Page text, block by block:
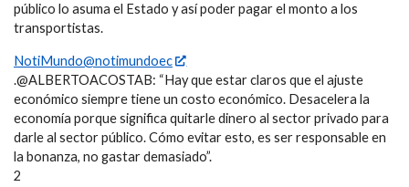
público lo asuma el Estado y así poder pagar el monto a los
transportistas.
NotiMundo@notimundoec
.@ALBERTOACOSTAB: “Hay que estar claros que el ajuste
económico siempre tiene un costo económico. Desacelera la
economía porque significa quitarle dinero al sector privado para
darle al sector público. Cómo evitar esto, es ser responsable en
la bonanza, no gastar demasiado”.
2